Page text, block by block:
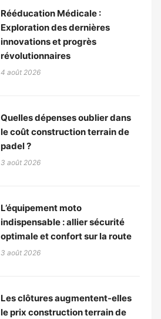
Rééducation Médicale :
Exploration des dernières
innovations et progrès
révolutionnaires
4 août 2026
Quelles dépenses oublier dans
le coût construction terrain de
padel ?
3 août 2026
L’équipement moto
indispensable : allier sécurité
optimale et confort sur la route
3 août 2026
Les clôtures augmentent-elles
le prix construction terrain de